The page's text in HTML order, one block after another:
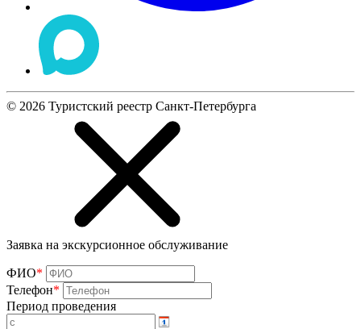
© 2026 Туристский реестр Санкт-Петербурга
Заявка на экскурсионное обслуживание
ФИО*
Телефон*
Период проведения